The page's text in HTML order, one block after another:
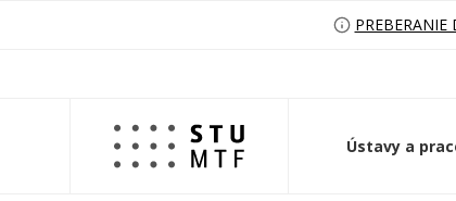
Ústavy a